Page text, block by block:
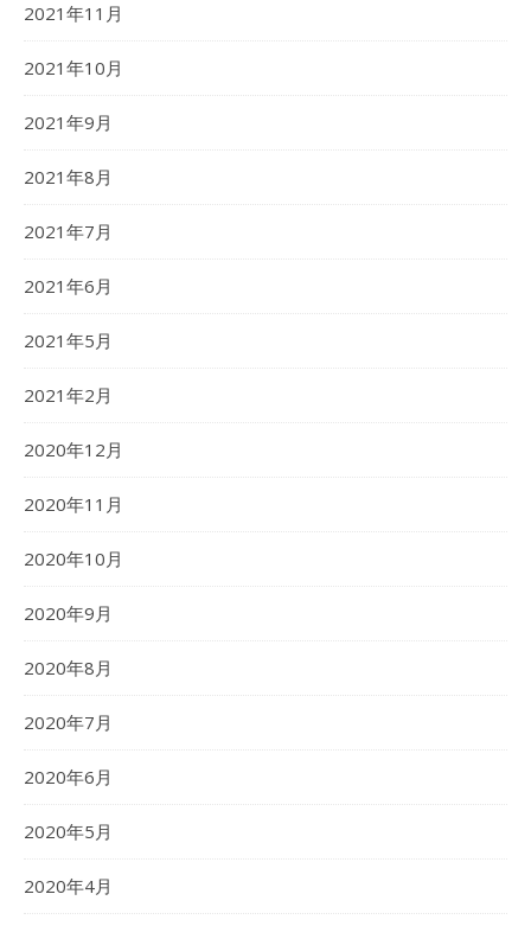
2021年11月
2021年10月
2021年9月
2021年8月
2021年7月
2021年6月
2021年5月
2021年2月
2020年12月
2020年11月
2020年10月
2020年9月
2020年8月
2020年7月
2020年6月
2020年5月
2020年4月